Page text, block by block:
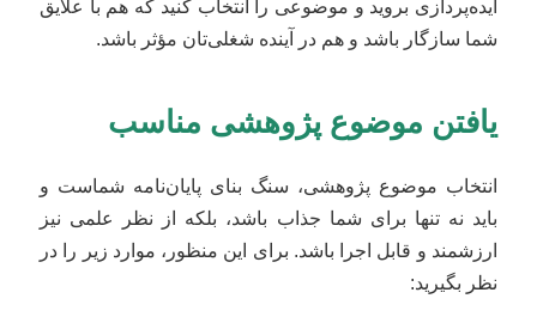
ایده‌پردازی بروید و موضوعی را انتخاب کنید که هم با علایق
شما سازگار باشد و هم در آینده شغلی‌تان مؤثر باشد.
یافتن موضوع پژوهشی مناسب
انتخاب موضوع پژوهشی، سنگ بنای پایان‌نامه شماست و
باید نه تنها برای شما جذاب باشد، بلکه از نظر علمی نیز
ارزشمند و قابل اجرا باشد. برای این منظور، موارد زیر را در
نظر بگیرید: